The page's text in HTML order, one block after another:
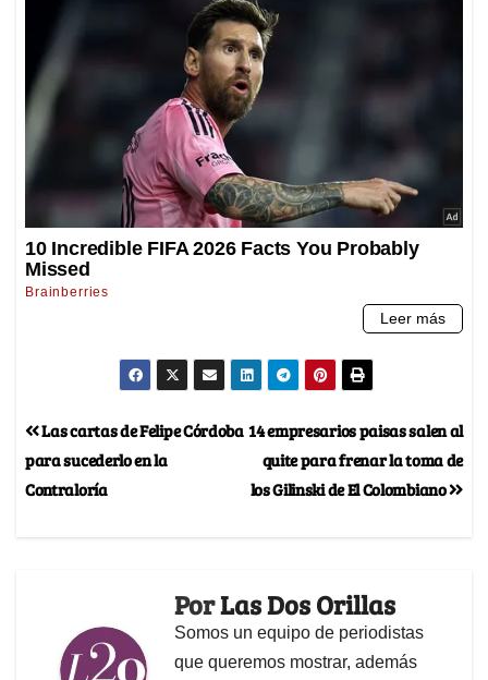
14 empresarios paisas salen al
quite para frenar la toma de
los Gilinski de El Colombiano
Las cartas de Felipe Córdoba
para sucederlo en la
Contraloría
PorLas Dos Orillas
Somos un equipo de periodistas
que queremos mostrar, además